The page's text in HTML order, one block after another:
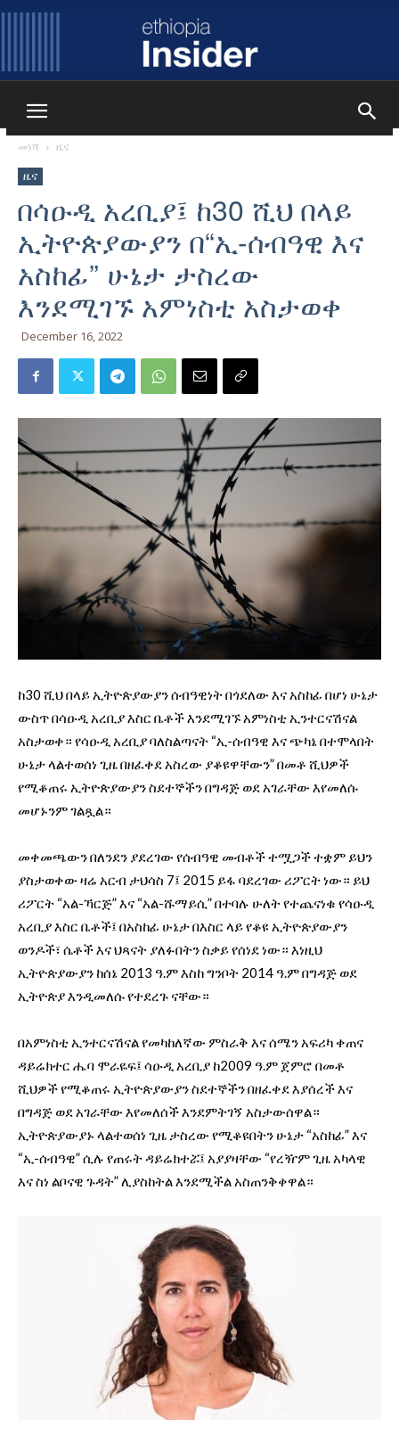
መነሻ ዜና
ዜና
በሳዑዲ አረቢያ፤ ከ30 ሺህ በላይ
ኢትዮጵያውያን በ“ኢ-ሰብዓዊ እና
አስከፊ” ሁኔታ ታስረው
እንደሚገኙ አምነስቲ አስታወቀ
December 16, 2022
ከ30 ሺህ በላይ ኢትዮጵያውያን ሰብዓዊነት በጎደለው እና አስከፊ በሆነ ሁኔታ
ውስጥ በሳዑዲ አረቢያ እስር ቤቶች እንደሚገኙ አምነስቲ ኢንተርናሽናል
አስታወቀ። የሳዑዲ አረቢያ ባለስልጣናት “ኢ-ሰብዓዊ እና ጭካኔ በተሞላበት
ሁኔታ ላልተወሰነ ጊዜ በዘፈቀደ አስረው ያቆዩዋቸውን” በመቶ ሺህዎች
የሚቆጠሩ ኢትዮጵያውያን ስደተኞችን በግዳጅ ወደ አገራቸው እየመለሱ
መሆኑንም ገልጿል።
መቀመጫውን በለንደን ያደረገው የሰብዓዊ መብቶች ተሟጋች ተቋም ይህን
ያስታወቀው ዛሬ አርብ ታህሳስ 7፤ 2015 ይፋ ባደረገው ሪፖርት ነው። ይህ
ሪፖርት “አል-ኻርጅ” እና “አል-ሹማይሲ” በተባሉ ሁለት የተጨናነቁ የሳዑዲ
አረቢያ እስር ቤቶች፤ በአስከፊ ሁኔታ በእስር ላይ የቆዩ ኢትዮጵያውያን
ወንዶች፣ ሴቶች እና ህጻናት ያለፉበትን ስቃይ የሰነደ ነው። እነዚህ
ኢትዮጵያውያን ከሰኔ 2013 ዓ.ም እስከ ግንቦት 2014 ዓ.ም በግዳጅ ወደ
ኢትዮጵያ እንዲመለሱ የተደረጉ ናቸው።
በአምነስቲ ኢንተርናሽናል የመካከለኛው ምስራቅ እና ሰሜን አፍሪካ ቀጠና
ዳይሬክተር ሔባ ሞራዬፍ፤ ሳዑዲ አረቢያ ከ2009 ዓ.ም ጀምሮ በመቶ
ሺህዎች የሚቆጠሩ ኢትዮጵያውያን ስደተኞችን በዘፈቀደ እያሰረች እና
በግዳጅ ወደ አገራቸው እየመለሰች እንደምትገኝ አስታውሰዋል።
ኢትዮጵያውያኑ ላልተወሰነ ጊዜ ታስረው የሚቆዩበትን ሁኔታ “አስከፊ” እና
“ኢ-ሰብዓዊ” ሲሉ የጠሩት ዳይሬክተሯ፤ አያያዛቸው “የረዥም ጊዜ አካላዊ
እና ስነ ልቦናዊ ጉዳት” ሊያስከትል እንደሚችል አስጠንቅቀዋል።